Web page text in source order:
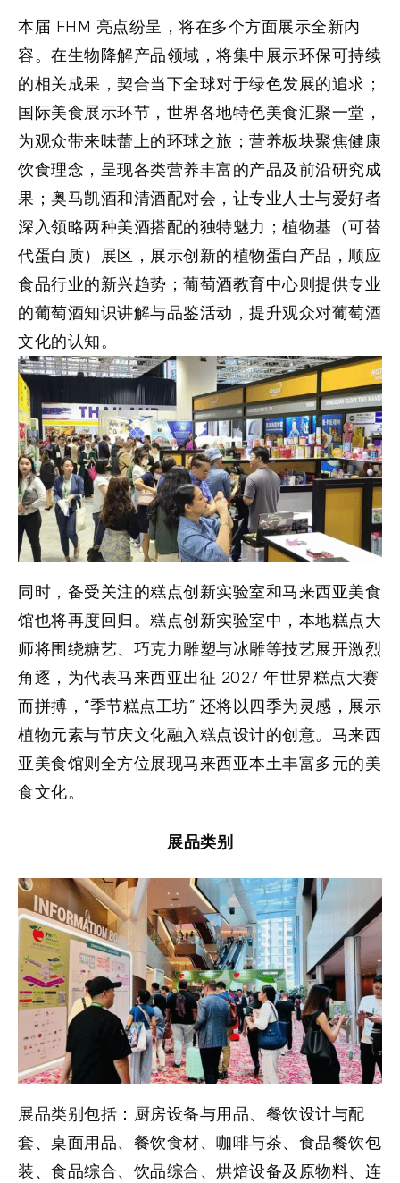
本届 FHM 亮点纷呈，将在多个方面展示全新内
容。在生物降解产品领域，将集中展示环保可持续
的相关成果，契合当下全球对于绿色发展的追求；
国际美食展示环节，世界各地特色美食汇聚一堂，
为观众带来味蕾上的环球之旅；营养板块聚焦健康
饮食理念，呈现各类营养丰富的产品及前沿研究成
果；奥马凯酒和清酒配对会，让专业人士与爱好者
深入领略两种美酒搭配的独特魅力；植物基（可替
代蛋白质）展区，展示创新的植物蛋白产品，顺应
食品行业的新兴趋势；葡萄酒教育中心则提供专业
的葡萄酒知识讲解与品鉴活动，提升观众对葡萄酒
文化的认知。
同时，备受关注的糕点创新实验室和马来西亚美食
馆也将再度回归。糕点创新实验室中，本地糕点大
师将围绕糖艺、巧克力雕塑与冰雕等技艺展开激烈
角逐，为代表马来西亚出征 2027 年世界糕点大赛
而拼搏，“季节糕点工坊” 还将以四季为灵感，展示
植物元素与节庆文化融入糕点设计的创意。马来西
亚美食馆则全方位展现马来西亚本土丰富多元的美
食文化。
展品类别
展品类别包括：厨房设备与用品、餐饮设计与配
套、桌面用品、餐饮食材、咖啡与茶、食品餐饮包
装、食品综合、饮品综合、烘焙设备及原物料、连